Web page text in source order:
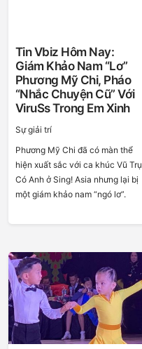
Tin Vbiz Hôm Nay:
Giám Khảo Nam “lơ”
Phương Mỹ Chi, Pháo
“nhắc Chuyện Cũ” Với
ViruSs Trong Em Xinh
Sự giải trí
Phương Mỹ Chi đã có màn thể
hiện xuất sắc với ca khúc Vũ Trụ
Có Anh ở Sing! Asia nhưng lại bị
một giám khảo nam “ngó lơ”.